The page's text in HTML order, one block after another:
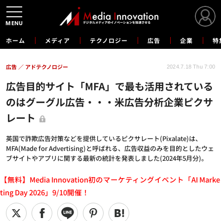
ホーム メディア テクノロジー 広告 企業 特
広告目的サイト「MFA」で最も活用されている
のはグーグル広告・・・米広告分析企業ピクサ
レート
英国で詐欺広告対策などを提供しているピクサレート(Pixalate)は、
MFA(Made for Advertising)と呼ばれる、広告収益のみを目的としたウェ
ブサイトやアプリに関する最新の統計を発表しました(2024年5月分)。
広告 アドテクノロジー 2024.7.18 Thu 7:00
【無料】Media Innovation初のマーケティングイベント「AI Marke
ting Day 2026」9/10開催！
MENU